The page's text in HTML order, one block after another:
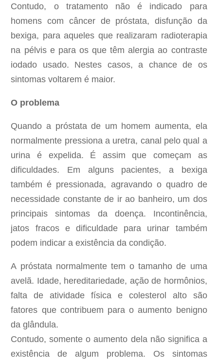
Contudo, o tratamento não é indicado para
homens com câncer de próstata, disfunção da
bexiga, para aqueles que realizaram radioterapia
na pélvis e para os que têm alergia ao contraste
iodado usado. Nestes casos, a chance de os
sintomas voltarem é maior.
O problema
Quando a próstata de um homem aumenta, ela
normalmente pressiona a uretra, canal pelo qual a
urina é expelida. É assim que começam as
dificuldades. Em alguns pacientes, a bexiga
também é pressionada, agravando o quadro de
necessidade constante de ir ao banheiro, um dos
principais sintomas da doença. Incontinência,
jatos fracos e dificuldade para urinar também
podem indicar a existência da condição.
A próstata normalmente tem o tamanho de uma
avelã. Idade, hereditariedade, ação de hormônios,
falta de atividade física e colesterol alto são
fatores que contribuem para o aumento benigno
da glândula.
Contudo, somente o aumento dela não significa a
existência de algum problema. Os sintomas